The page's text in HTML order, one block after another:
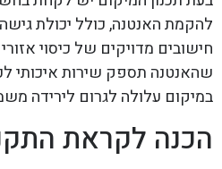
להקמת האנטנה, כולל יכולת
חישובים מדויקים של כיסוי
שהאנטנה תספק שירות איכותי
במיקום עלולה לגרום לירידה
הכנה לקראת